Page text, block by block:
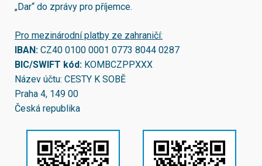
„Dar“ do zprávy pro příjemce.
Pro mezinárodní platby ze zahraničí:
IBAN: CZ40 0100 0001 0773 8044 0287
BIC/SWIFT kód: KOMBCZPPXXX
Název účtu: CESTY K SOBĚ
Praha 4, 149 00
Česká republika